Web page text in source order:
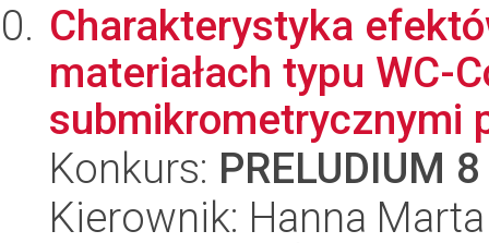
Charakterystyka
materiałach typu WC-
submikrometrycznymi
Konkurs: PRELUDIUM 8
Kierownik: Hanna